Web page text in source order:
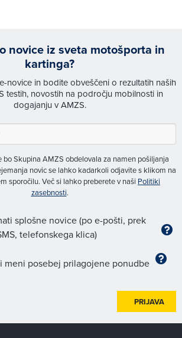
novice iz sveta motošporta in
kartinga?
novice in bodite obveščeni o rezultatih naših
testih, novostih na področju mobilnosti in
dogajanju v AMZS.
bo Skupina AMZS obdelovala za namen pošiljanja
novic se lahko kadarkoli odjavite s klikom na
sporočilu. Več si lahko preberete v naši Politiki
zasebnosti.
splošne novice (po e-pošti, prek
telefonskega klica)
meni posebej prilagojene ponudbe
PRIJAVA